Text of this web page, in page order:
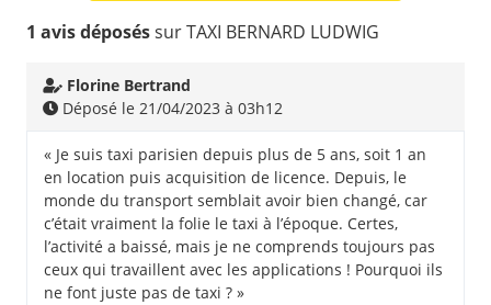
1 avis déposéssur TAXI BERNARD LUDWIG
Florine Bertrand
Déposé le 21/04/2023 à 03h12
« Je suis taxi parisien depuis plus de 5 ans, soit 1 an
en location puis acquisition de licence. Depuis, le
monde du transport semblait avoir bien changé, car
c’était vraiment la folie le taxi à l’époque. Certes,
l’activité a baissé, mais je ne comprends toujours pas
ceux qui travaillent avec les applications ! Pourquoi ils
ne font juste pas de taxi ? »